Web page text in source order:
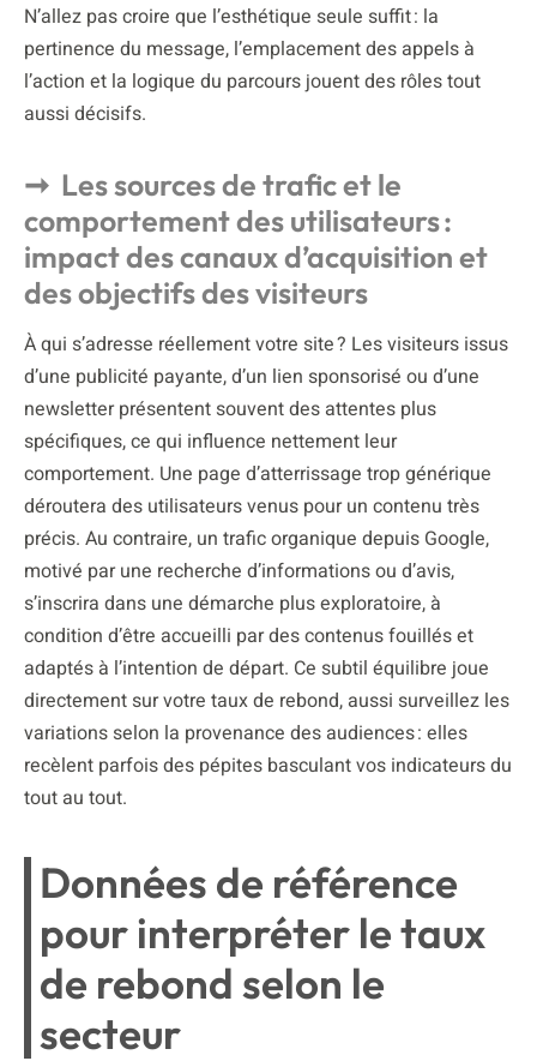
N’allez pas croire que l’esthétique seule suffit : la
pertinence du message, l’emplacement des appels à
l’action et la logique du parcours jouent des rôles tout
aussi décisifs.
Les sources de trafic et le
comportement des utilisateurs :
impact des canaux d’acquisition et
des objectifs des visiteurs
À qui s’adresse réellement votre site ? Les visiteurs issus
d’une publicité payante, d’un lien sponsorisé ou d’une
newsletter présentent souvent des attentes plus
spécifiques, ce qui influence nettement leur
comportement. Une page d’atterrissage trop générique
déroutera des utilisateurs venus pour un contenu très
précis. Au contraire, un trafic organique depuis Google,
motivé par une recherche d’informations ou d’avis,
s’inscrira dans une démarche plus exploratoire, à
condition d’être accueilli par des contenus fouillés et
adaptés à l’intention de départ. Ce subtil équilibre joue
directement sur votre taux de rebond, aussi surveillez les
variations selon la provenance des audiences : elles
recèlent parfois des pépites basculant vos indicateurs du
tout au tout.
Données de référence
pour interpréter le taux
de rebond selon le
secteur